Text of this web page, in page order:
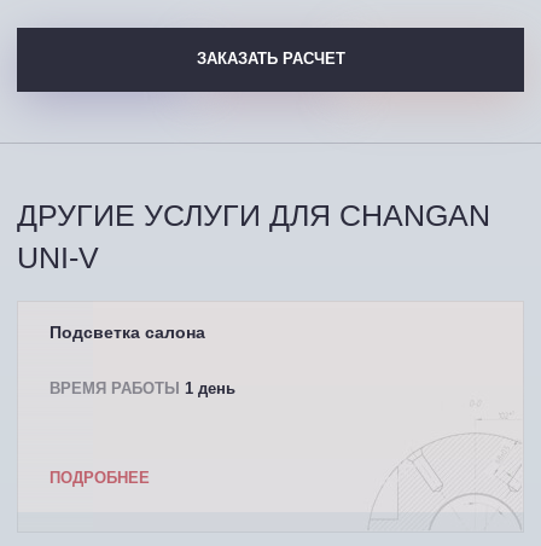
ЗАКАЗАТЬ РАСЧЕТ
ДРУГИЕ УСЛУГИ ДЛЯ CHANGAN
UNI-V
Подсветка салона
ВРЕМЯ РАБОТЫ 1 день
ПОДРОБНЕЕ